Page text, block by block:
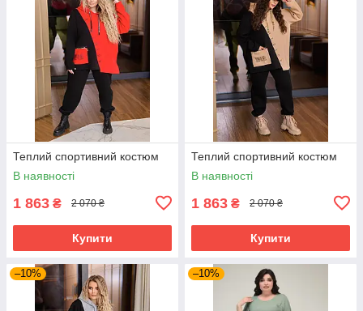
Теплий спортивний костюм
В наявності
1 863 ₴ 2 070 ₴
Купити
Теплий спортивний костюм
В наявності
1 863 ₴ 2 070 ₴
Купити
–10% –10%